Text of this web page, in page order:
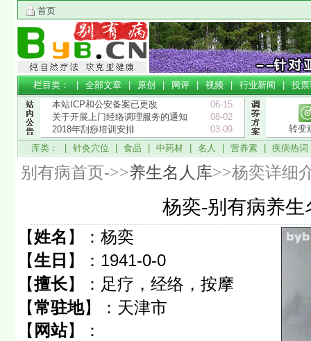
首页
栏目类： |全部文章|原创|网评|视频|行业新闻|投
本站ICP和公安备案已更改
06-15
关于开展上门经络调理服务的通知
08-02
2018年刮痧培训安排
03-09
转变
库类： | 针灸穴位 食品 中药材 名人 营养素 疾病热词
别有病首页->>养生名人库>>杨奕详细
杨奕-别有病养生
【姓名 】： 杨奕
【生日 】： 1941-0-0
【擅长】： 足疗，经络，按摩
【常驻地】： 天津市
【 网站】：